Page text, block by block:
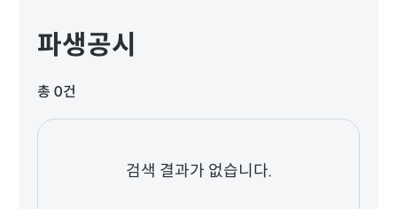
파생공시
총 0건
검색 결과가 없습니다.